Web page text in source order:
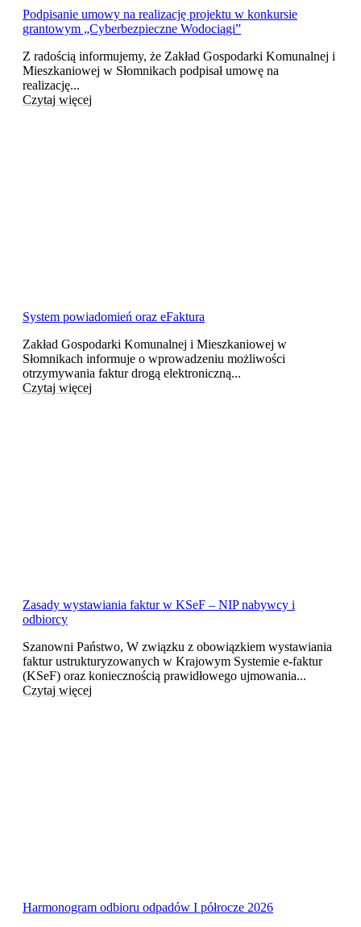
Podpisanie umowy na realizację projektu w konkursie
grantowym „Cyberbezpieczne Wodociągi”
Z radością informujemy, że Zakład Gospodarki Komunalnej i
Mieszkaniowej w Słomnikach podpisał umowę na
realizację...
Czytaj więcej
System powiadomień oraz eFaktura
Zakład Gospodarki Komunalnej i Mieszkaniowej w
Słomnikach informuje o wprowadzeniu możliwości
otrzymywania faktur drogą elektroniczną...
Czytaj więcej
Zasady wystawiania faktur w KSeF – NIP nabywcy i
odbiorcy
Szanowni Państwo, W związku z obowiązkiem wystawiania
faktur ustrukturyzowanych w Krajowym Systemie e-faktur
(KSeF) oraz koniecznością prawidłowego ujmowania...
Czytaj więcej
Harmonogram odbioru odpadów I półrocze 2026